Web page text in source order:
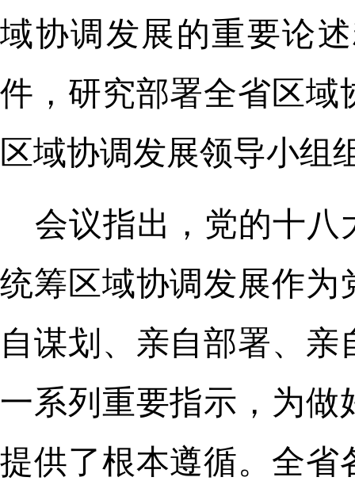
域协调发展的重要论
件，研究部署全省区域
区域协调发展领导小组
会议指出，党的十八
统筹区域协调发展作为
自谋划、亲自部署、
一系列重要指示，为
提供了根本遵循。全省